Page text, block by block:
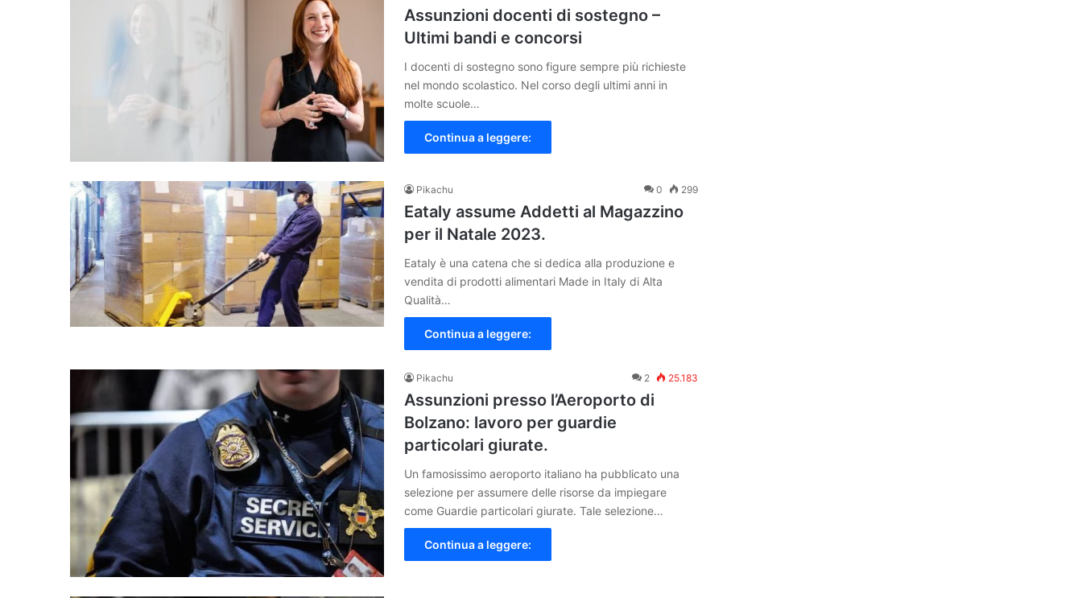
Assunzioni docenti di sostegno –
Ultimi bandi e concorsi
I docenti di sostegno sono figure sempre più richieste
nel mondo scolastico. Nel corso degli ultimi anni in
molte scuole…
Continua a leggere:
Pikachu 0 299
Eataly assume Addetti al Magazzino
per il Natale 2023.
Eataly è una catena che si dedica alla produzione e
vendita di prodotti alimentari Made in Italy di Alta
Qualità…
Continua a leggere:
Pikachu 2 25.183
Assunzioni presso l’Aeroporto di
Bolzano: lavoro per guardie
particolari giurate.
Un famosissimo aeroporto italiano ha pubblicato una
selezione per assumere delle risorse da impiegare
come Guardie particolari giurate. Tale selezione…
Continua a leggere: